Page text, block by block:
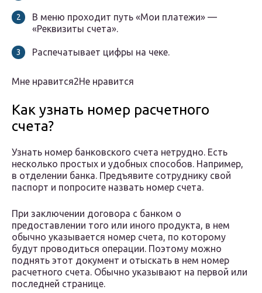
В меню проходит путь «Мои платежи» —
«Реквизиты счета».
Распечатывает цифры на чеке.
Мне нравится2Не нравится
Как узнать номер расчетного
счета?
Узнать номер банковского счета нетрудно. Есть
несколько простых и удобных способов. Например,
в отделении банка. Предъявите сотруднику свой
паспорт и попросите назвать номер счета.
При заключении договора с банком о
предоставлении того или иного продукта, в нем
обычно указывается номер счета, по которому
будут проводиться операции. Поэтому можно
поднять этот документ и отыскать в нем номер
расчетного счета. Обычно указывают на первой или
последней странице.